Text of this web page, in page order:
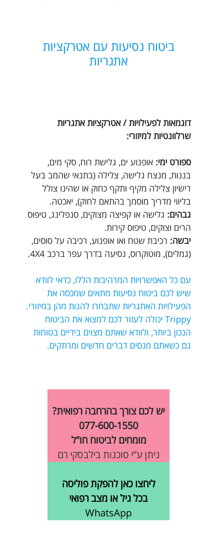
ביטוח נסיעות עם אטרקציות
אתגריות
דוגמאות לפעילויות / אטרקציות אתגריות
שרלוונטיות למיזורי:
ספורט ימי: אופנוע ים, גלישת רוח, סקי מים,
בננות, מנצח גלישה, צלילה (בתנאי שהמב בעל
רישיון צלילה מקיף ותקף כחוק או שהינו צולל
בליווי מדריך מוסמך בהתאם לחוק), יאכטה.
גבהים: גלישה או קפיצה מצוקים, סנפלינג, טיפוס
הרים וצוקים, טיפוס קירות.
יבשה: רכיבת שטח ואו אופנוע, רכיבה על סוסים,
(גמלים), מוטוקרוס, נסיעה בדרך עפר ברכב 4X4.
עם כל האפשרויות המרהיבות הללו, כדאי לוודא
שיש לכם ביטוח נסיעות מתאים שמכסה את
הפעילויות האתגריות שתבחרו להנות מהן במיזורי.
Trippy יכולה לעזור לכם למצוא את הביטוח
הנכון ביותר, ולוודא שאתם מצוים בידיים בטוחות
גם כשאתם מנסים דברים חדשים ומרתקים.
יש לכם צורך בהרחבה רפואית?
077-600-1550
מומחים לביטוח חו”ל
ניתן ע”י סוכנות בילבסקי רם
ליחצו כאן להפקת פוליסה
בכל גיל או מצב רפואי
WhatsApp